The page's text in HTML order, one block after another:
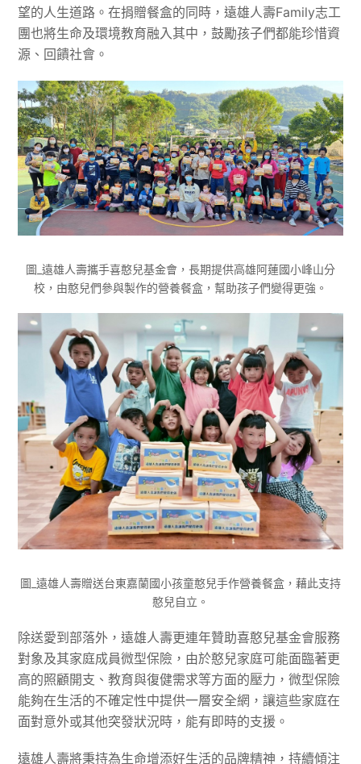
望的人生道路。在捐贈餐盒的同時，遠雄人壽Family志工
團也將生命及環境教育融入其中，鼓勵孩子們都能珍惜資
源、回饋社會。
圖_遠雄人壽攜手喜憨兒基金會，長期提供高雄阿蓮國小峰山分
校，由憨兒們參與製作的營養餐盒，幫助孩子們變得更強。
圖_遠雄人壽贈送台東嘉蘭國小孩童憨兒手作營養餐盒，藉此支持
憨兒自立。
除送愛到部落外，遠雄人壽更連年贊助喜憨兒基金會服務
對象及其家庭成員微型保險，由於憨兒家庭可能面臨著更
高的照顧開支、教育與復健需求等方面的壓力，微型保險
能夠在生活的不確定性中提供一層安全網，讓這些家庭在
面對意外或其他突發狀況時，能有即時的支援。
遠雄人壽將秉持為生命增添好生活的品牌精神，持續傾注